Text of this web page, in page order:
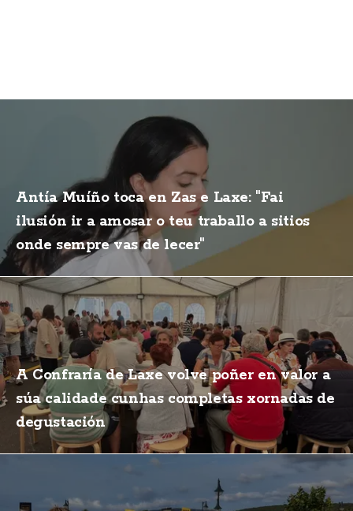
Antía Muíño toca en Zas e Laxe: "Fai
ilusión ir a amosar o teu traballo a sitios
onde sempre vas de lecer"
A Confraría de Laxe volve poñer en valor a
súa calidade cunhas completas xornadas de
degustación